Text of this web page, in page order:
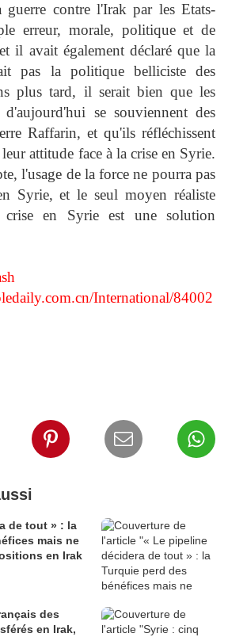
guerre contre l'Irak par les Etats-
erreur, morale, politique et de
il avait également déclaré que la
pas la politique belliciste des
plus tard, il serait bien que les
d'aujourd'hui se souviennent des
Raffarin, et qu'ils réfléchissent
attitude face à la crise en Syrie.
l'usage de la force ne pourra pas
Syrie, et le seul moyen réaliste
en Syrie est une solution
International/84002
de tout » : la
mais ne
en Irak
des
en Irak,